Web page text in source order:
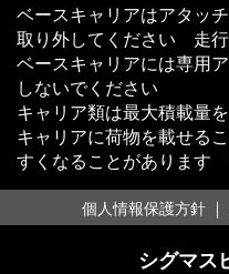
ベースキャリアはアタッ
取り外してください 走
ベースキャリアには専用
しないでください
キャリア類は最大積載量
キャリアに荷物を載せる
すくなることがあります
個人情報保護方針 ｜
シグマス